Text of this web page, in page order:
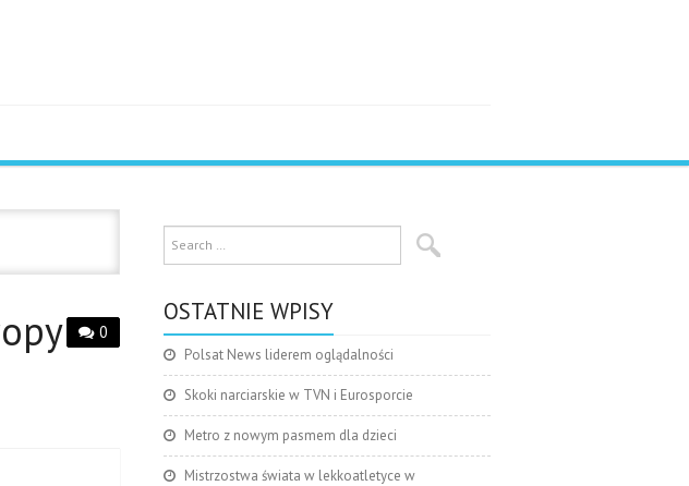
0
OSTATNIE WPISY
Polsat News liderem oglądalności
Skoki narciarskie w TVN i Eurosporcie
Metro z nowym pasmem dla dzieci
Mistrzostwa świata w lekkoatletyce w